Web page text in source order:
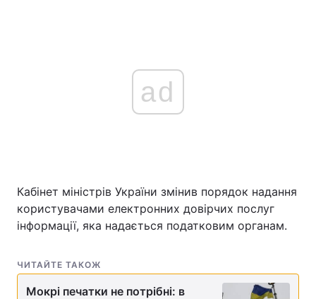
Економіка Світ
Спорт
ad
Кабінет міністрів України змінив порядок надання
користувачами електронних довірчих послуг
інформації, яка надається податковим органам.
ЧИТАЙТЕ ТАКОЖ
Мокрі печатки не потрібні: в